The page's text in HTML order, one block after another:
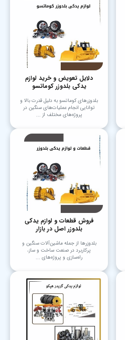
دلایل تعویض و خرید لوازم
یدکی بلدوزر کوماتسو
بلدوزرهای کوماتسو به دلیل قدرت بالا و
توانایی انجام عملیات‌های سنگین در
پروژه‌های مختلف از ...
فروش قطعات و لوازم یدکی
بلدوزر اصل در بازار
بلدوزرها از جمله ماشین‌آلات سنگین و
پرکاربرد در صنعت ساخت و ساز،
راه‌سازی و پروژه‌های ...